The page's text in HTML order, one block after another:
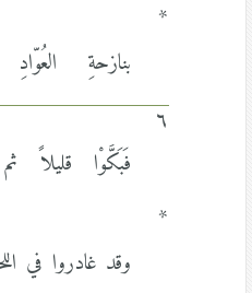
*
بنازحةِ
٦
فَبَكَّوْا قليلاً
*
وقد غادروا في